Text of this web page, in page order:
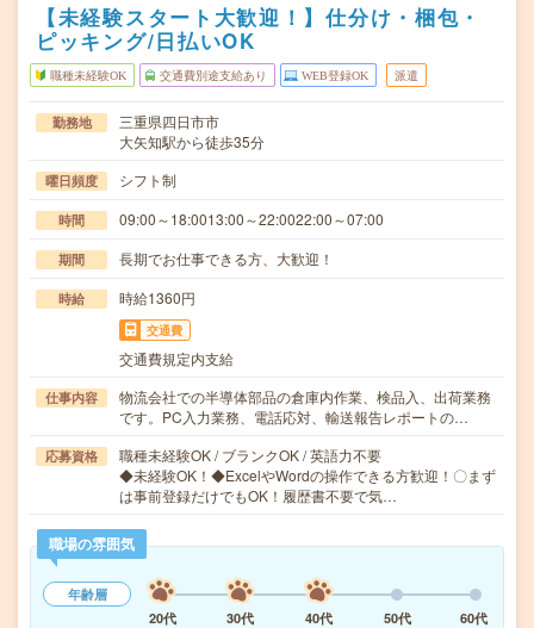
【未経験スタート大歓迎！】仕分け・梱包・
ピッキング/日払いOK
職種未経験OK 交通費別途支給あり WEB登録OK 派遣
勤務地
三重県四日市市
大矢知駅から徒歩35分
曜日頻度 シフト制
時間 09:00～18:0013:00～22:0022:00～07:00
期間 長期でお仕事できる方、大歓迎！
時給 時給1360円
交通費
交通費規定内支給
仕事内容
物流会社での半導体部品の倉庫内作業、検品入、出荷業務
です。PC入力業務、電話応対、輸送報告レポートの…
応募資格
職種未経験OK / ブランクOK / 英語力不要
◆未経験OK！◆ExcelやWordの操作できる方歓迎！〇まず
は事前登録だけでもOK！履歴書不要で気…
職場の雰囲気
年齢層
20代
30代 40代 50代 60代